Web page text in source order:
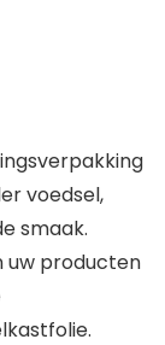
voedsel,
smaak.
uw producten